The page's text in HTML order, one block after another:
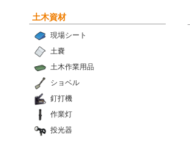
土木資材
現場シート
土嚢
土木作業用品
ショベル
釘打機
作業灯
投光器